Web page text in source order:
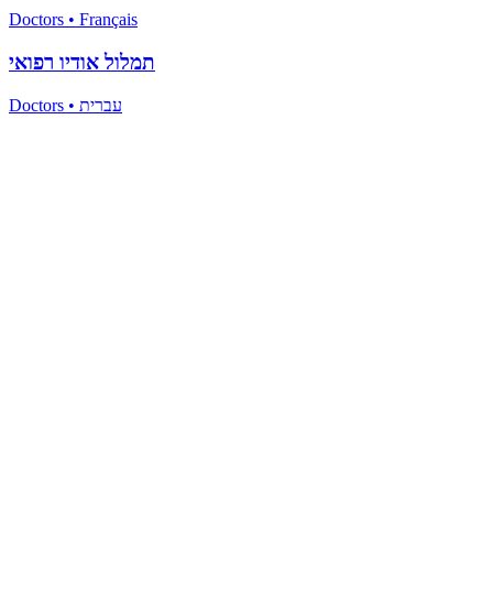
Doctors • Français
תמלול אודיו רפואי
Doctors • עברית